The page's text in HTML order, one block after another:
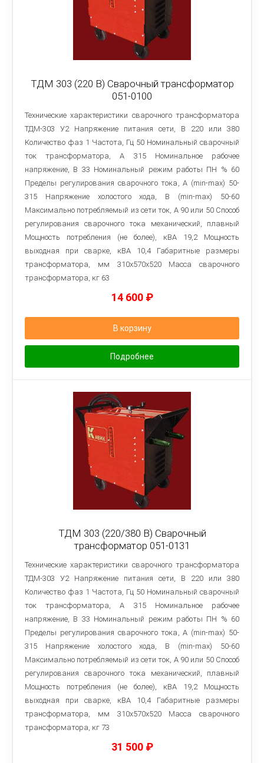
ТДМ 303 (220 В) Сварочный трансформатор
051-0100
Технические характеристики сварочного трансформатора
ТДМ-303 У2 Напряжение питания сети, В 220 или 380
Количество фаз 1 Частота, Гц 50 Номинальный сварочный
ток трансформатора, А 315 Номинальное рабочее
напряжение, В 33 Номинальный режим работы ПН % 60
Пределы регулирования сварочного тока, A (min-max) 50-
315 Напряжение холостого хода, В (min-max) 50-60
Максимально потребляемый из сети ток, А 90 или 50 Способ
регулирования сварочного тока механический, плавный
Мощность потребления (не более), кВА 19,2 Мощность
выходная при сварке, кВА 10,4 Габаритные размеры
трансформатора, мм 310x570x520 Macca сварочного
трансформатора, кг 63
14 600 ₽
В корзину
Подробнее
ТДМ 303 (220/380 В) Сварочный
трансформатор 051-0131
Технические характеристики сварочного трансформатора
ТДМ-303 У2 Напряжение питания сети, В 220 или 380
Количество фаз 1 Частота, Гц 50 Номинальный сварочный
ток трансформатора, А 315 Номинальное рабочее
напряжение, В 33 Номинальный режим работы ПН % 60
Пределы регулирования сварочного тока, A (min-max) 50-
315 Напряжение холостого хода, В (min-max) 50-60
Максимально потребляемый из сети ток, А 90 или 50 Способ
регулирования сварочного тока механический, плавный
Мощность потребления (не более), кВА 19,2 Мощность
выходная при сварке, кВА 10,4 Габаритные размеры
трансформатора, мм 310x570x520 Macca сварочного
трансформатора, кг 73
31 500 ₽